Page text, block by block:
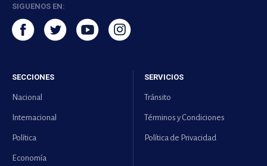
SIGUENOS EN:
SECCIONES
Nacional
Internacional
Política
Economía
SERVICIOS
Tránsito
Términos y Condiciones
Política de Privacidad